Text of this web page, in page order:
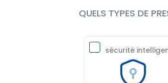
QUELS TYPES DE
sécurité